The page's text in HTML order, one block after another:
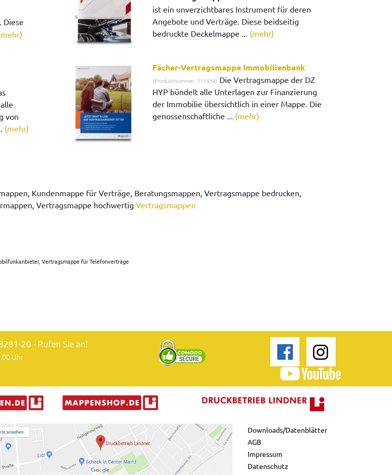
. Diese
ist ein unverzichtbares Instrument für deren
Angebote und Verträge. Diese beidseitig
bedruckte Deckelmappe ... (mehr)
von
(mehr)
Fächer-Vertragsmappe Immobilienbank
(Produktnummer: 111434) Die Vertragsmappe der DZ
HYP bündelt alle Unterlagen zur Finanzierung
der Immobilie übersichtlich in einer Mappe. Die
genossenschaftliche ... (mehr)
Kundenmappe für Verträge, Beratungsmappen, Vertragsmappe bedrucken,
Vertragsmappe hochwertig Vertragsmappen
Vertragsmappe für Telefonverträge
20 - Rufen Sie an!
Uhr
Downloads/Datenblätter
AGB
Impressum
Datenschutz